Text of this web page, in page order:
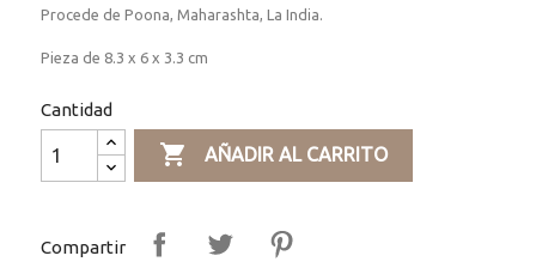
Procede de Poona, Maharashta, La India.
Pieza de 8.3 x 6 x 3.3 cm
Cantidad
 AÑADIR AL CARRITO
Compartir